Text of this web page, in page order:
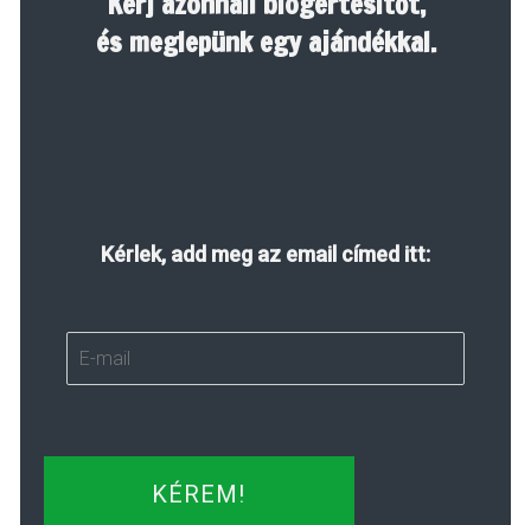
és meglepünk egy ajándékkal.
Kérlek, add meg az email címed itt:
KÉREM!